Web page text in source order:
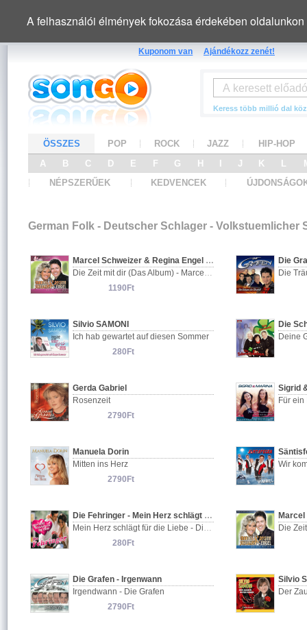
A felhasználói élmények fokozása érdekében
Kuponom van Ajándékozz zenét!
Keress több millió dal
ÖSSZES POP ROCK JAZZ
HIP-HOP
A
B C D E F G H J K L
NÉPSZERŰEK
KEDVENCEK
German Folk - Deutscher Schlager -
Marcel Schweizer & Regina Engel - Die Zeit mit Dir (Das Album)
Die Zeit mit dir (Das Album) - Marcel Schweizer & Regina Engel
1190Ft
Die
Die
Silvio SAMONI
Ich hab gewartet auf diesen Sommer
280Ft
Die
Deine
Gerda Gabriel
Rosenzeit
2790Ft
Sigrid
Für
Manuela Dorin
Mitten ins Herz
2790Ft
Wir
Die Fehringer - Mein Herz schlägt für die Liebe
Mein Herz schlägt für die Liebe - Die Fehringer
280Ft
Die Grafen - Irgenwann
Irgendwann - Die Grafen
2790Ft
Silvio
Der